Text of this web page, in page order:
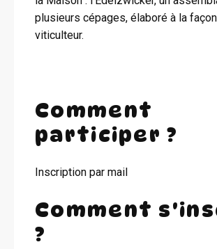
plusieurs cépages, élaboré à la
viticulteur.
Comment
participer ?
Inscription par mail
Comment
?